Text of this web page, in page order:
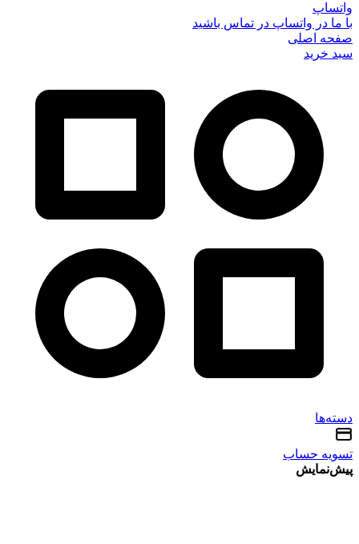
واتساپ
با ما در واتساپ در تماس باشید
صفحه اصلی
سبد خرید
دسته‌ها
تسویه حساب
پیش‌نمایش